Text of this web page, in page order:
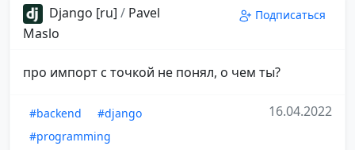
Django [ru] / Pavel
Maslo
Подписаться
про импорт с точкой не понял, о чем ты?
#backend
#django
#programming
16.04.2022